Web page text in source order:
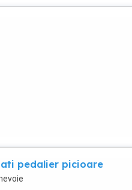
pedalier picioare